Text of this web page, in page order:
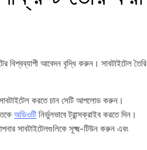
বিশ্বব্যাপী আবেদন বৃদ্ধি করুন। সাবটাইটেল তৈরি
করতে চান সেটি আপলোড করুন।
অডিওটি নির্ভুলভাবে ট্রান্সক্রাইব করতে দিন।
সাবটাইটেলগুলিকে সূক্ষ্ম-টিউন করুন এবং